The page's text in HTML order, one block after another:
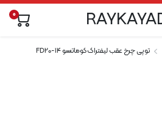
0
توپی چرخ عقب لیفتراک کوماتسو FD20-14